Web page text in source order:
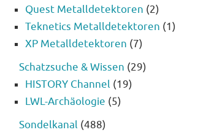
Quest Metalldetektoren (2)
Teknetics Metalldetektoren (1)
XP Metalldetektoren (7)
Schatzsuche & Wissen (29)
HISTORY Channel (19)
LWL-Archäologie (5)
Sondelkanal (488)